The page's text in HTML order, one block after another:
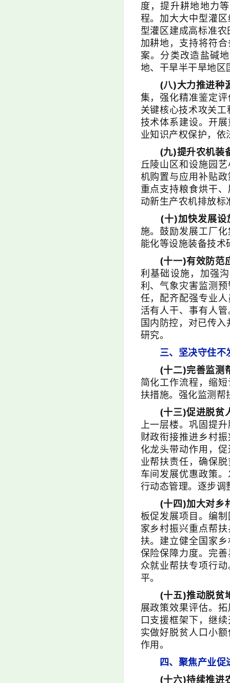
度，提升耕地地力
程。加大大中型灌
型灌区建成高标准
加耕地，支持将符
案。分类改造盐碱
地、干旱半干旱地
(八)大力推进种
集，强化精准鉴定
关键核心技术攻关
技术体系建设。开
业知识产权保护，
(九)提升农机装
丘陵山区和设施园
机购置与应用补贴
重点支持粮食烘干
动新生产农机排放
(十)加快发展设
施。鼓励发展工厂
能化等设施装备技
(十一)有效防范
利基础设施，加强
利、气象灾害监测
任，配齐配强专业
活有人干、事有人
国内防控，对已传
研究。
三、坚决守住不
(十二)完善监测
简化工作流程，缩
扶措施。强化监测
(十三)促进脱贫
上一层楼。巩固提
财政衔接推进乡村
化龙头带动作用，
业帮扶责任，确保
车间发展优惠政策
行动态管理。逐步
(十四)加大对乡
板促发展项目。编
家乡村振兴重点帮
扶。建立健全国家
保险保障力度。完
众就业帮扶专项行
平。
(十五)推动脱贫
展政策效果评估。
口支援框架下，继
实做好脱贫人口小
作用。
四、聚焦产业促
(十六)持续推进农